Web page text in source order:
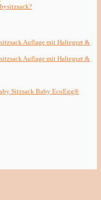
Auflage mit Haltegurt &
Auflage mit Haltegurt &
Sitzsack Baby EcoEgg®